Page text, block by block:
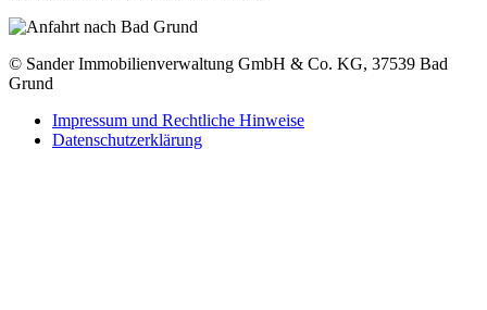
© Sander Immobilienverwaltung GmbH & Co. KG, 37539 Bad
Grund
Impressum und Rechtliche Hinweise
Datenschutzerklärung